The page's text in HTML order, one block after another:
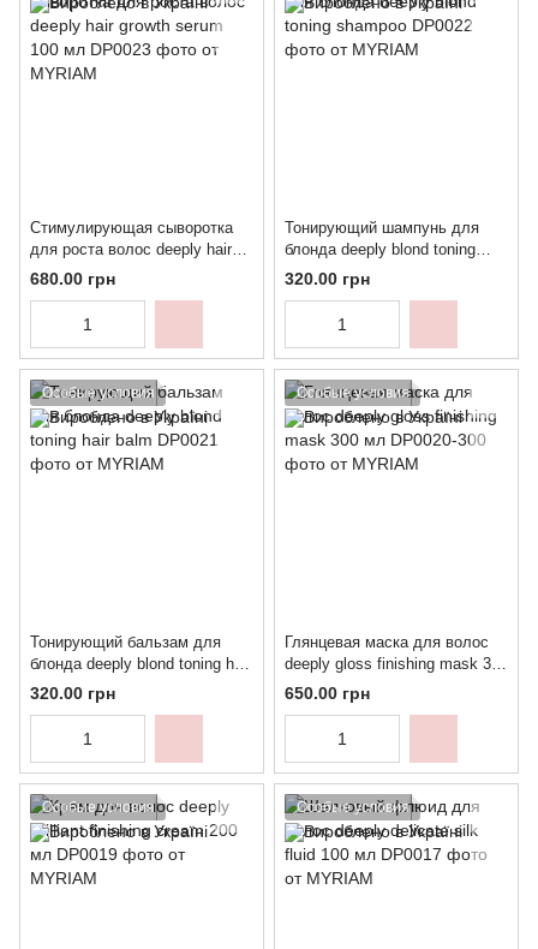
Стимулирующая сыворотка
для роста волос deeply hair
growth serum 100 мл
680.00 грн
Тонирующий шампунь для
блонда deeply blond toning
shampoo
320.00 грн
Особые условия
Тонирующий бальзам для
блонда deeply blond toning hair
balm
320.00 грн
Особые условия
Глянцевая маска для волос
deeply gloss finishing mask 300
мл
650.00 грн
Особые условия Особые условия